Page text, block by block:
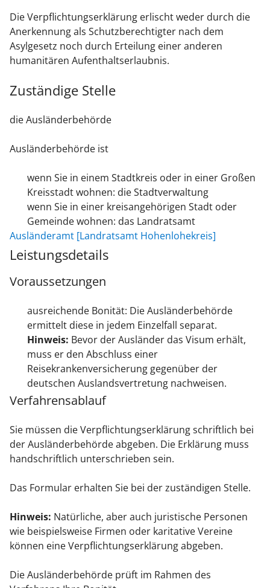
Die Verpflichtungserklärung erlischt weder durch die
Anerkennung als Schutzberechtigter nach dem
Asylgesetz noch durch Erteilung einer anderen
humanitären Aufenthaltserlaubnis.
Zuständige Stelle
die Ausländerbehörde
Ausländerbehörde ist
wenn Sie in einem Stadtkreis oder in einer Großen
Kreisstadt wohnen: die Stadtverwaltung
wenn Sie in einer kreisangehörigen Stadt oder
Gemeinde wohnen: das Landratsamt
Ausländeramt [Landratsamt Hohenlohekreis]
Leistungsdetails
Voraussetzungen
ausreichende Bonität: Die Ausländerbehörde
ermittelt diese in jedem Einzelfall separat.
Hinweis: Bevor der Ausländer das Visum erhält,
muss er den Abschluss einer
Reisekrankenversicherung gegenüber der
deutschen Auslandsvertretung nachweisen.
Verfahrensablauf
Sie müssen die Verpflichtungserklärung schriftlich bei
der Ausländerbehörde abgeben. Die Erklärung muss
handschriftlich unterschrieben sein.
Das Formular erhalten Sie bei der zuständigen Stelle.
Hinweis: Natürliche, aber auch juristische Personen
wie beispielsweise Firmen oder karitative Vereine
können eine Verpflichtungserklärung abgeben.
Die Ausländerbehörde prüft im Rahmen des